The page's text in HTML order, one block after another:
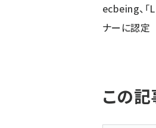
ecbeing、「
ナーに認定
この